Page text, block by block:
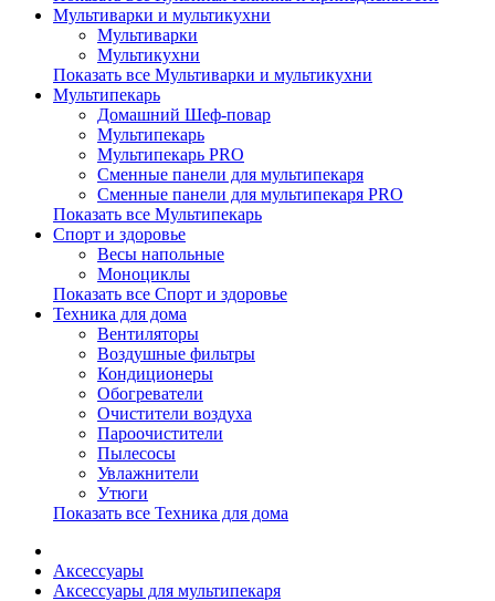
Мультиварки и мультикухни
Мультиварки
Мультикухни
Показать все Мультиварки и мультикухни
Мультипекарь
Домашний Шеф-повар
Мультипекарь
Мультипекарь PRO
Сменные панели для мультипекаря
Сменные панели для мультипекаря PRO
Показать все Мультипекарь
Спорт и здоровье
Весы напольные
Моноциклы
Показать все Спорт и здоровье
Техника для дома
Вентиляторы
Воздушные фильтры
Кондиционеры
Обогреватели
Очистители воздуха
Пароочистители
Пылесосы
Увлажнители
Утюги
Показать все Техника для дома
Аксессуары
Аксессуары для мультипекаря